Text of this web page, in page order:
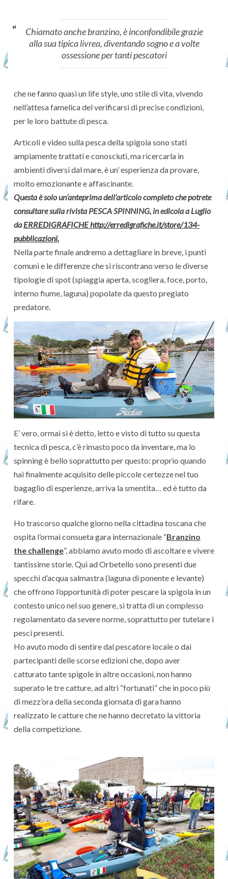
Chiamato anche branzino, è inconfondibile grazie
alla sua tipica livrea, diventando sogno e a volte
ossessione per tanti pescatori
che ne fanno quasi un life style, uno stile di vita, vivendo
nell’attesa famelica del verificarsi di precise condizioni,
per le loro battute di pesca.
Articoli e video sulla pesca della spigola sono stati
ampiamente trattati e conosciuti, ma ricercarla in
ambienti diversi dal mare, è un’ esperienza da provare,
molto emozionante e affascinante.
Questa è solo un’anteprima dell’articolo completo che potrete
consultare sulla rivista PESCA SPINNING, in edicola a Luglio
da ERREDIGRAFICHE http://erredigrafiche.it/store/134-
pubblicazioni.
Nella parte finale andremo a dettagliare in breve, i punti
comuni e le differenze che si riscontrano verso le diverse
tipologie di spot (spiaggia aperta, scogliera, foce, porto,
interno fiume, laguna) popolate da questo pregiato
predatore.
E’ vero, ormai si è detto, letto e visto di tutto su questa
tecnica di pesca, c’è rimasto poco da inventare, ma lo
spinning è bello soprattutto per questo: proprio quando
hai finalmente acquisito delle piccole certezze nel tuo
bagaglio di esperienze, arriva la smentita… ed è tutto da
rifare.
Ho trascorso qualche giorno nella cittadina toscana che
ospita l’ormai consueta gara internazionale “Branzino
the challenge”, abbiamo avuto modo di ascoltare e vivere
tantissime storie. Qui ad Orbetello sono presenti due
specchi d’acqua salmastra (laguna di ponente e levante)
che offrono l’opportunità di poter pescare la spigola in un
contesto unico nel suo genere, si tratta di un complesso
regolamentato da severe norme, soprattutto per tutelare i
pesci presenti.
Ho avuto modo di sentire dal pescatore locale o dai
partecipanti delle scorse edizioni che, dopo aver
catturato tante spigole in altre occasioni, non hanno
superato le tre catture, ad altri “fortunati” che in poco più
di mezz’ora della seconda giornata di gara hanno
realizzato le catture che ne hanno decretato la vittoria
della competizione.